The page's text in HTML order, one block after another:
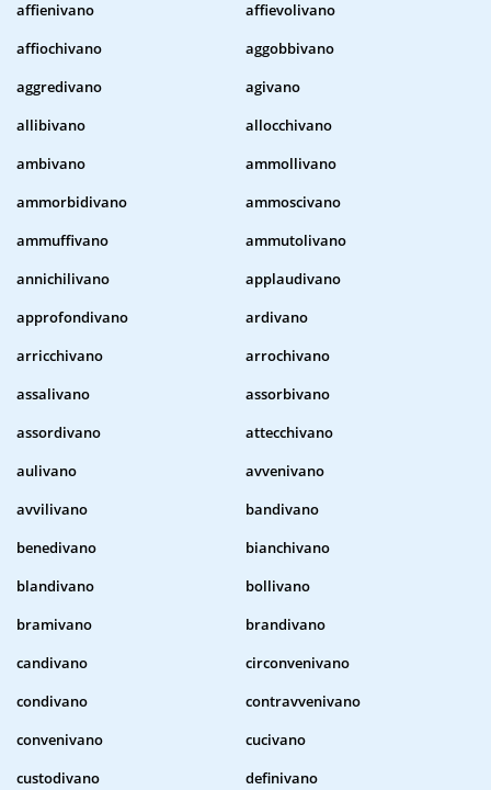
affienivano
affievolivano
affiochivano
aggobbivano
aggredivano
agivano
allibivano
allocchivano
ambivano
ammollivano
ammorbidivano
ammoscivano
ammuffivano
ammutolivano
annichilivano
applaudivano
approfondivano
ardivano
arricchivano
arrochivano
assalivano
assorbivano
assordivano
attecchivano
aulivano
avvenivano
avvilivano
bandivano
benedivano
bianchivano
blandivano
bollivano
bramivano
brandivano
candivano
circonvenivano
condivano
contravvenivano
convenivano
cucivano
custodivano
definivano